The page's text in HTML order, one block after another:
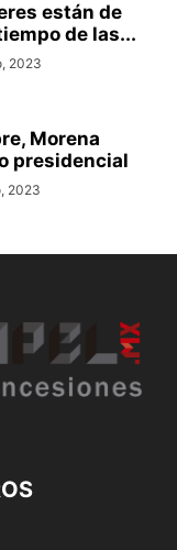
están de
de las...
2023
Morena
presidencial
2023